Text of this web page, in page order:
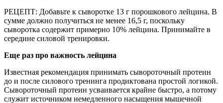
РЕЦЕПТ: Добавьте к сыворотке 13 г порошкового лейцина. В
сумме должно получиться не менее 16,5 г, поскольку
сыворотка содержит примерно 10% лейцина. Принимайте в
середине силовой тренировки.
Еще раз про важность лейцина
Известная рекомендация принимать сывороточный протеин
до и после силового тренинга продиктована простой логикой.
Сывороточный протеин усваивается крайне быстро, а потому
служит источником немедленного насыщения мышечной